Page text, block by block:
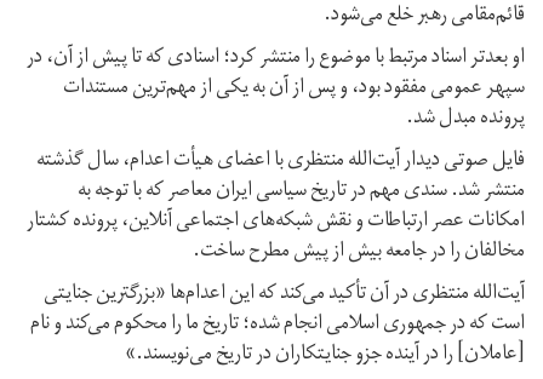
قائم‌مقامی رهبر خلع می‌شود.
او بعدتر اسناد مرتبط با موضوع را منتشر کرد؛ اسنادی که تا پیش از آن، در
سپهر عمومی مفقود بود، و پس از آن به یکی از مهم‌ترین مستندات
پرونده مبدل شد.
فایل صوتی دیدار آیت‌الله منتظری با اعضای هیأت اعدام، سال گذشته
منتشر شد. سندی مهم در تاریخ سیاسی ایران معاصر که با توجه به
امکانات عصر ارتباطات و نقش شبکه‌های اجتماعی آنلاین، پرونده کشتار
مخالفان را در جامعه بیش از پیش مطرح ساخت.
آیت‌الله منتظری در آن تأکید می‌کند که این اعدام‌ها «بزرگترین جنایتی
است که در جمهوری اسلامی انجام شده؛ تاریخ ما را محکوم می‌کند و نام
[عاملان] را در آینده جزو جنایتکاران در تاریخ می‌نویسند.»